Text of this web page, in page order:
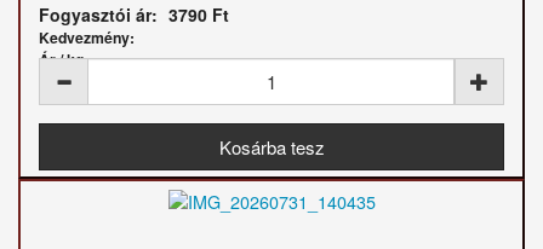
Fogyasztói ár: 3790 Ft
Kedvezmény:
Ár / kg: